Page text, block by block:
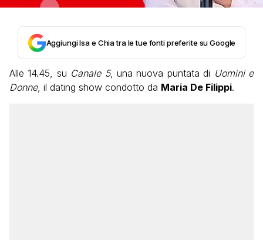
Aggiungi Isa e Chia tra le tue fonti preferite su Google
Alle 14.45, su Canale 5, una nuova puntata di Uomini e
Donne, il dating show condotto da Maria De Filippi.